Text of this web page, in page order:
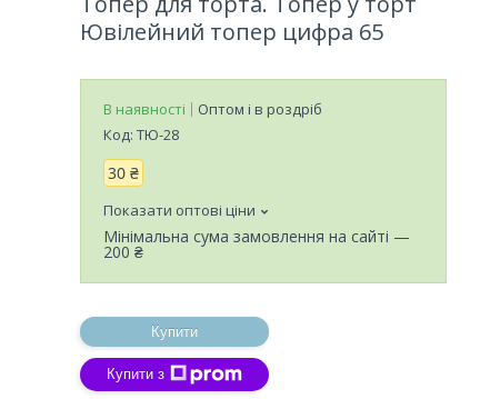
Ювілейний топер цифра 65
В наявності
Оптом і в роздріб
Код: ТЮ-28
30 ₴
Показати оптові ціни
Мінімальна сума замовлення на сайті —
200 ₴
Купити
Купити з